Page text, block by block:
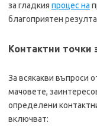
за гладкия процес на
благоприятен
Контактни точки
За всякакви въпроси
мачовете,
определени
включват: